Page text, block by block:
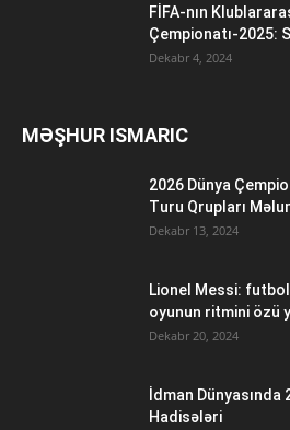
FİFA-nın
Çempionatı-2025:
Dekabr 4, 2024
MƏŞHUR ISMARIC
2026 Dünya
Turu Qrupları
Dekabr 13, 2024
Lionel Messi:
oyunun ritmini özü
Dekabr 20, 2024
İdman
Hadisələri